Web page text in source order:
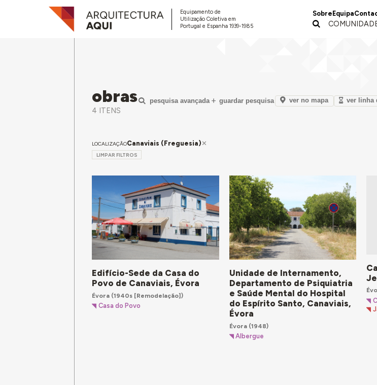
Equipamento de
Utilização Coletiva em
Portugal e Espanha 1939-1985
Sobre Equipa
obras
4 ITENS
pesquisa avançada guardar pesquisa ver no mapa ver linha
LOCALIZAÇÃOCanaviais (Freguesia)
LIMPAR FILTROS
Edifício-Sede da Casa do
Povo de Canaviais, Évora
Évora (1940s [Remodelação])
Casa do Povo
Unidade de Internamento,
Departamento de Psiquiatria
e Saúde Mental do Hospital
do Espírito Santo, Canaviais,
Évora
Évora(1948)
Albergue